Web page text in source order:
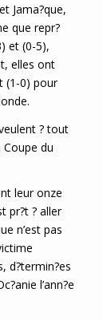
Jama?que,
que repr?
et (0-5),
elles ont
(1-0) pour
? tout
du
leur onze
pr?t ? aller
n’est pas
d?termin?es
l’ann?e